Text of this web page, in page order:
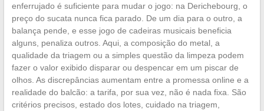
enferrujado é suficiente para mudar o jogo: na Derichebourg, o
preço do sucata nunca fica parado. De um dia para o outro, a
balança pende, e esse jogo de cadeiras musicais beneficia
alguns, penaliza outros. Aqui, a composição do metal, a
qualidade da triagem ou a simples questão da limpeza podem
fazer o valor exibido disparar ou despencar em um piscar de
olhos. As discrepâncias aumentam entre a promessa online e a
realidade do balcão: a tarifa, por sua vez, não é nada fixa. São
critérios precisos, estado dos lotes, cuidado na triagem,